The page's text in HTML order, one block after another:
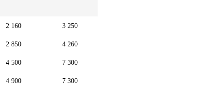
2 160 3 250
2 850 4 260
4 500 7 300
4 900 7 300